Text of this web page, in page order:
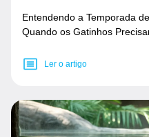
Entendendo a Temporada
Quando os Gatinhos
Ler o artigo